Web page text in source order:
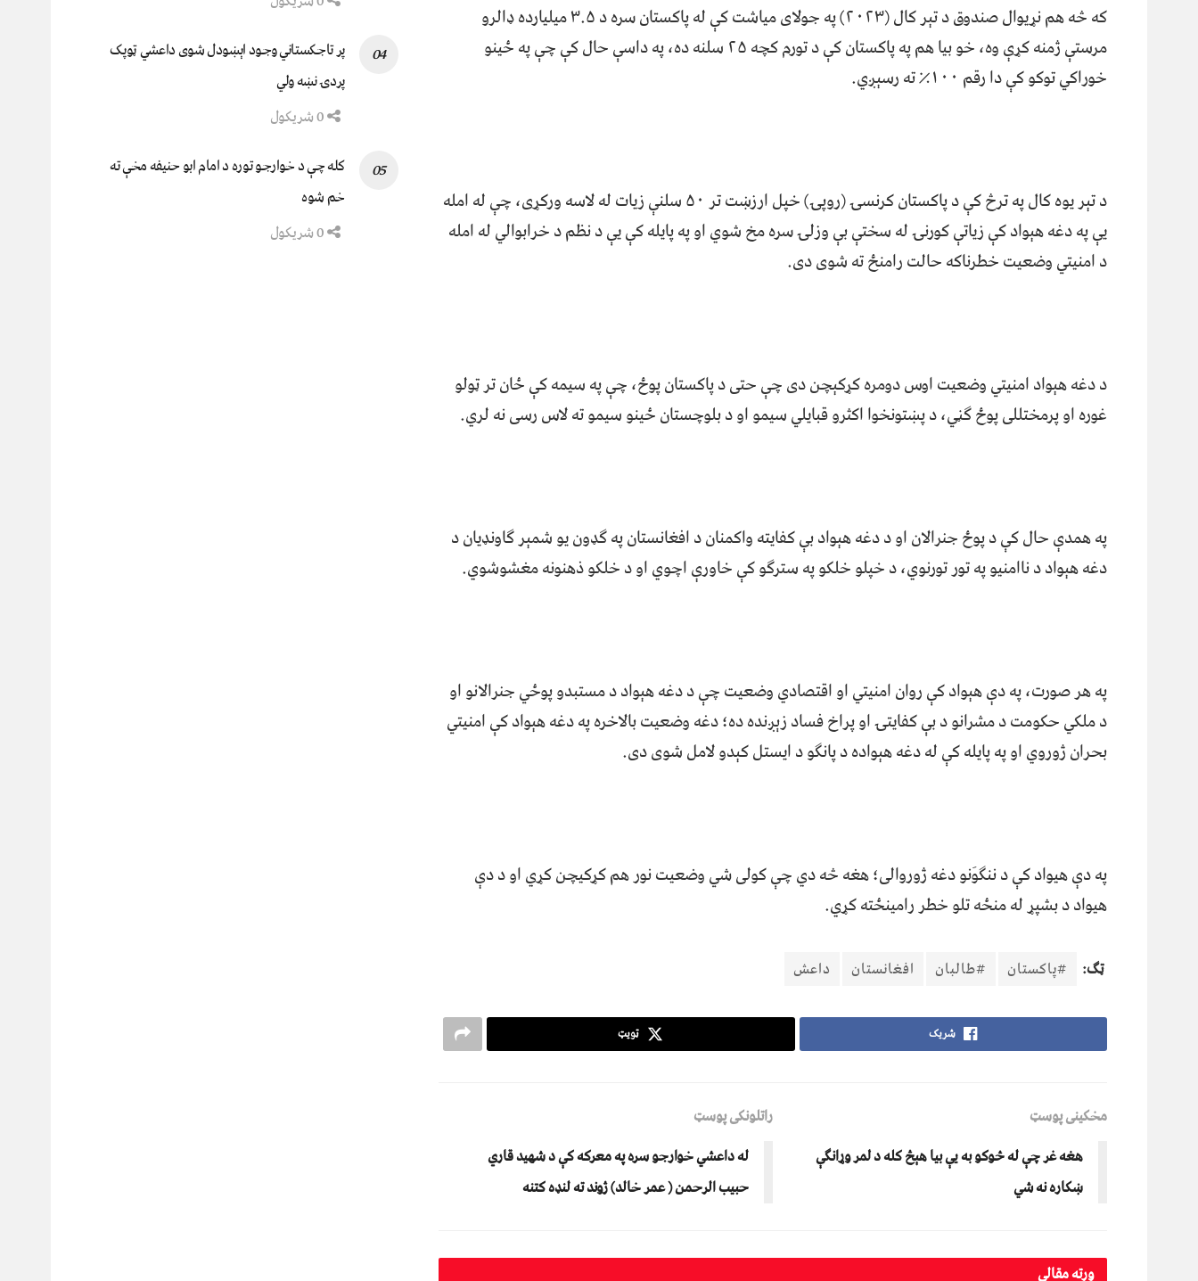
که څه هم نړیوال صندوق د تېر کال (۲۰۲۳) په جولای میاشت کې له پاکستان سره د ۳.۵ میلیارده ډالرو
مرستې ژمنه کړې وه، خو بیا هم په پاکستان کې د تورم کچه ۲۵ سلنه ده، په داسې حال کې چې په ځینو
خوراکي توکو کې دا رقم ۱۰۰٪ ته رسېږي.
د تېر یوه کال په ترڅ کې د پاکستان کرنسۍ (روپۍ) خپل ارزښت تر ۵۰ سلنې زیات له لاسه ورکړی، چې له امله
یې په دغه هېواد کې زیاتې کورنۍ له سختې بې وزلۍ سره مخ شوي او په پایله کې یې د نظم د خرابوالي له امله
د امنیتي وضعیت خطرناکه حالت رامنځ ته شوی دی.
د دغه هېواد امنيتي وضعيت اوس دومره کړکېچن دی چې حتی د پاکستان پوځ، چې په سیمه کې ځان تر ټولو
غوره او پرمختللی پوځ ګڼي، د پښتونخوا اکثرو قبايلي سيمو او د بلوچستان ځينو سيمو ته لاس رسی نه لري.
په همدې حال کې د پوځ جنرالان او د دغه هېواد بې کفایته واکمنان د افغانستان په ګډون یو شمېر ګاونډیان د
دغه هېواد د ناامنیو په تور تورنوي، د خپلو خلکو په سترګو کې خاورې اچوي او د خلکو ذهنونه مغشوشوي.
په هر صورت، په دې هېواد کې روان امنیتي او اقتصادي وضعیت چې د دغه هېواد د مستبدو پوځي جنرالانو او
د ملکي حکومت د مشرانو د بې کفایتۍ او پراخ فساد زېږنده ده؛ دغه وضعیت بالاخره په دغه هېواد کې امنیتي
بحران ژوروي او په پایله کې له دغه هېواده د پانګو د ایستل کېدو لامل شوی دی.
په دې هیواد کې د ننګوَنو دغه ژوروالی؛ هغه څه دي چې کولی شي وضعیت نور هم کړکیچن کړي او د دې
هیواد د بشپړ له منځه تلو خطر رامینځته کړي.
ټګ: #پاکستان #طالبان افغانستان داعش
شریک ټویټ
مخکینی پوسټ
هغه غر چې له څوکو به يې بيا هېڅ کله د لمر وړانګې
ښکاره نه شي
راتلونکی پوسټ
له داعشي خوارجو سره په معرکه کې د شهید قاري
حبيب الرحمن ( عمر خالد) ژوند ته لنډه کتنه
ورتهمقالې
پر تاجکستاني وجود اېښودل شوی داعشي ټوپک
پردۍ نښه ولي
کله چې د خوارجو توره د امام ابو حنیفه مخې ته
خم شوه